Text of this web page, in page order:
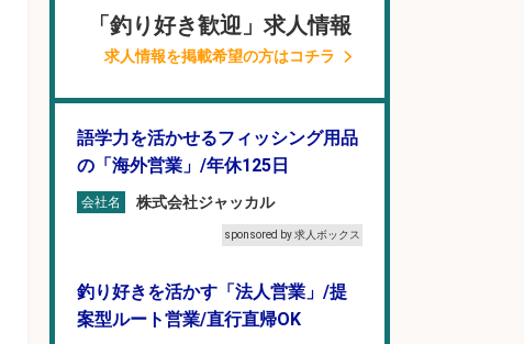
「釣り好き歓迎」求人情報
求人情報を掲載希望の方はコチラ
語学力を活かせるフィッシング用品
の「海外営業」/年休125日
会社名 株式会社ジャッカル
sponsored by 求人ボックス
釣り好きを活かす「法人営業」/提
案型ルート営業/直行直帰OK